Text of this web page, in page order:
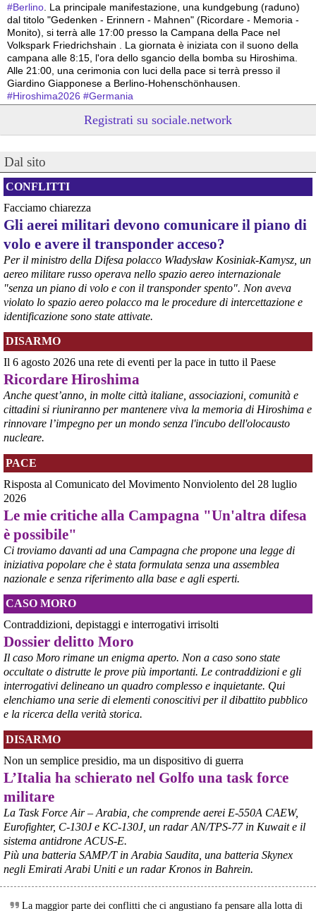
#Berlino . La principale manifestazione, una kundgebung (raduno)
dal titolo "Gedenken - Erinnern - Mahnen" (Ricordare - Memoria -
Monito), si terrà alle 17:00 presso la Campana della Pace nel
Volkspark Friedrichshain . La giornata è iniziata con il suono della
campana alle 8:15, l'ora dello sgancio della bomba su Hiroshima.
Alle 21:00, una cerimonia con luci della pace si terrà presso il
Giardino Giapponese a Berlino-Hohenschönhausen.
#Hiroshima2026 #Germania
6/8/2026 8:44
Hiroshima Day in Germania
articolato. La commemorazione ufficiale è iniziata alle 8:00 con una
cerimonia presso la Aegidienkirche , seguita da una meditazione
sonora e da una funzione multireligiosa per la pace nel pomeriggio.
In serata, la città ospiterà proiezioni di documentari al Neues
Rathaus e, alle 22:00, un suggestivo momento di ricordo con il
lancio di lanterne di carta sullo stagno Maschteich.
Hiroshima2026 #Germania
@peacelink - 6/8/2026 8:42
In Germania le commemorazioni dell'81° anniversario di Hiroshima
sono numerose e capillari, coinvolgendo grandi città e piccole
comunità.
#Hiroshima2026 #Germania
@peacelink -
lanazione.it/massa-carrara/cro
La proposta di un osservatorio sui traffici di armi nel porto di Marina
di Carrara organizzato dall’Accademia della Pace e raccolta dalla
sindaca Serena Arrighi.
Linda Maggiori, nel ricostruire l’inchiesta che ha fatto per
AltrEconomia sull’attività di carico e scarico di armi in diversi porti
tra cui quello di Marina di Carrara, ha sottolineato la resistenza da
parte delle istituzioni competenti a fornire le informazioni
indispensabili.
#armi #
@peacelink - 6/8/2026 7:50
retepacedisarmo.org/2026/missi
Il Parlamento è stato tenuto praticamente all’oscuro del
dispiegamento di uomini e mezzi verso il regno saudita e in un
contesto di conflitto aperto nella regione.
#disarmo # noguerra #pcknews
@peacelink - 6/8/2026 5:38
impegnano il governo ad avviare le procedure per chiedere
Registrati su sociale.network
Dal sito
CONFLITTI
Facciamo chiarezza
Gli aerei militari devono comunicare il piano di
volo e avere il transponder acceso?
Per il ministro della Difesa polacco Władysław Kosiniak-Kamysz, un
aereo militare russo operava nello spazio aereo internazionale
"senza un piano di volo e con il transponder spento". Non aveva
violato lo spazio aereo polacco ma le procedure di intercettazione e
identificazione sono state attivate.
DISARMO
Il 6 agosto 2026 una rete di eventi per la pace in tutto il Paese
Ricordare Hiroshima
Anche quest’anno, in molte città italiane, associazioni, comunità e
cittadini si riuniranno per mantenere viva la memoria di Hiroshima e
rinnovare l’impegno per un mondo senza l'incubo dell'olocausto
nucleare.
PACE
Risposta al Comunicato del Movimento Nonviolento del 28 luglio
2026
Le mie critiche alla Campagna "Un'altra difesa
è possibile"
Ci troviamo davanti ad una Campagna che propone una legge di
iniziativa popolare che è stata formulata senza una assemblea
nazionale e senza riferimento alla base e agli esperti.
CASO MORO
Contraddizioni, depistaggi e interrogativi irrisolti
Dossier delitto Moro
Il caso Moro rimane un enigma aperto. Non a caso sono state
occultate o distrutte le prove più importanti. Le contraddizioni e gli
interrogativi delineano un quadro complesso e inquietante. Qui
elenchiamo una serie di elementi conoscitivi per il dibattito pubblico
e la ricerca della verità storica.
DISARMO
Non un semplice presidio, ma un dispositivo di guerra
L’Italia ha schierato nel Golfo una task force
militare
La Task Force Air – Arabia, che comprende aerei E-550A CAEW,
Eurofighter, C-130J e KC-130J, un radar AN/TPS-77 in Kuwait e il
sistema antidrone ACUS-E.
Più una batteria SAMP/T in Arabia Saudita, una batteria Skynex
negli Emirati Arabi Uniti e un radar Kronos in Bahrein.
La maggior parte dei conflitti che ci angustiano fa pensare alla lotta di